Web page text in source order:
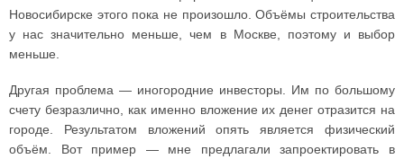
Новосибирске этого пока не произошло. Объёмы строительства
у нас значительно меньше, чем в Москве, поэтому и выбор
меньше.
Другая проблема — иногородние инвесторы. Им по большому
счету безразлично, как именно вложение их денег отразится на
городе. Результатом вложений опять является физический
объём. Вот пример — мне предлагали запроектировать в